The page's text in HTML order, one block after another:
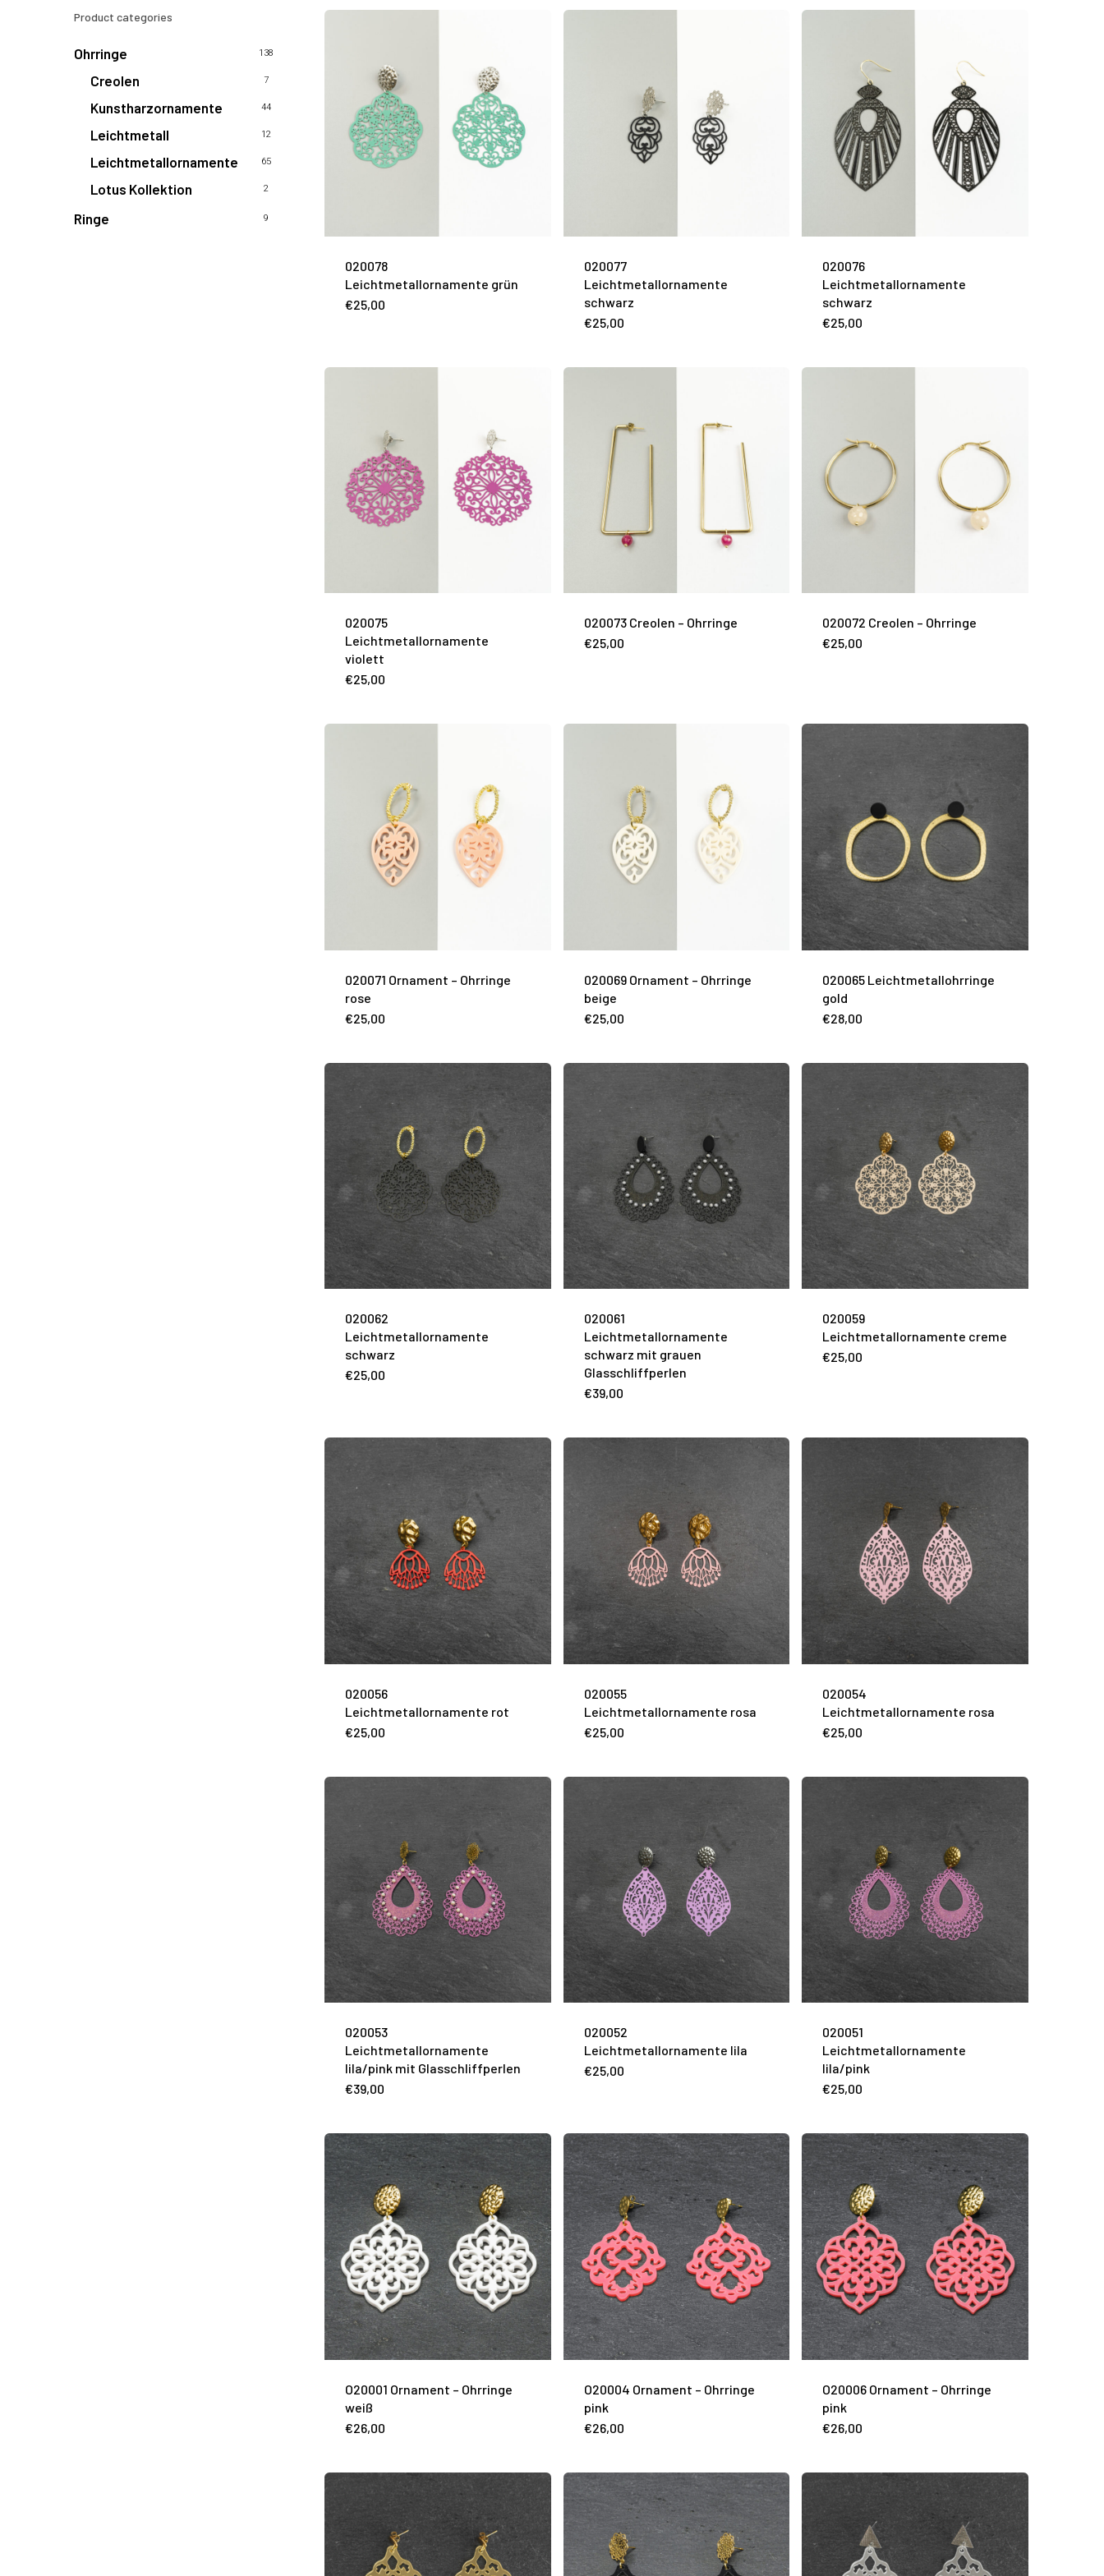
Product categories
Ohrringe 138
Creolen 7
Kunstharzornamente 44
Leichtmetall 12
Leichtmetallornamente 65
Lotus Kollektion 2
Ringe 9
020078
Leichtmetallornamente grün
€25,00
020077
Leichtmetallornamente
schwarz
€25,00
020076
Leichtmetallornamente
schwarz
€25,00
020075
Leichtmetallornamente
violett
€25,00
020073 Creolen – Ohrringe
€25,00
020072 Creolen – Ohrringe
€25,00
020071 Ornament – Ohrringe
rose
€25,00
020069 Ornament – Ohrringe
beige
€25,00
020065 Leichtmetallohrringe
gold
€28,00
020062
Leichtmetallornamente
schwarz
€25,00
020061
Leichtmetallornamente
schwarz mit grauen
Glasschliffperlen
€39,00
020059
Leichtmetallornamente creme
€25,00
020056
Leichtmetallornamente rot
€25,00
020055
Leichtmetallornamente rosa
€25,00
020054
Leichtmetallornamente rosa
€25,00
020053
Leichtmetallornamente
lila/pink mit Glasschliffperlen
€39,00
020052
Leichtmetallornamente lila
€25,00
020051
Leichtmetallornamente
lila/pink
€25,00
O20001 Ornament – Ohrringe
weiß
€26,00
O20004 Ornament – Ohrringe
pink
€26,00
O20006 Ornament – Ohrringe
pink
€26,00